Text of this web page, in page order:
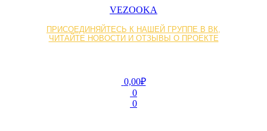
VEZOOKA
ПРИСОЕДИНЯЙТЕСЬ К НАШЕЙ ГРУППЕ В ВК,
ЧИТАЙТЕ НОВОСТИ И ОТЗЫВЫ О ПРОЕКТЕ
0,00₽
0
0